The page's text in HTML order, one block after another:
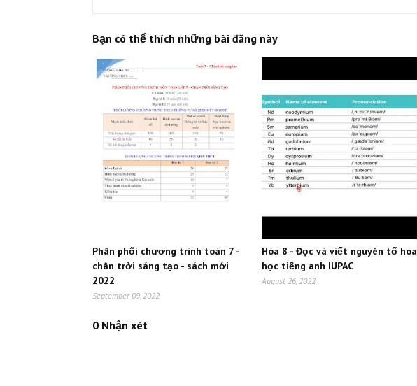
Bạn có thể thích những bài đăng này
Phân phối chương trinh toán 7 -
chân trời sáng tạo - sách mới
2022
September 09, 2022
Hóa 8 - Đọc và viết nguyên tố hóa
học tiếng anh IUPAC
August 26, 2022
0 Nhận xét